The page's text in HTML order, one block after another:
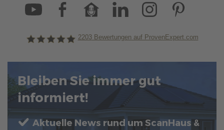
2203Bewertungen auf ProvenExpert.com
Bleiben Sie immer gut
informiert!
Aktuelle News rund um ScanHaus &